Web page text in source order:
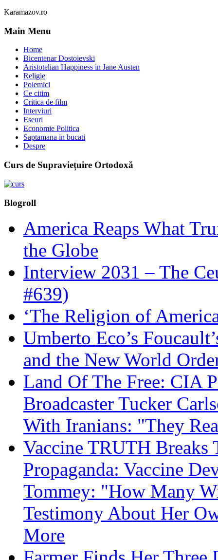
Karamazov.ro
Main Menu
Home
Bicentenar Dostoievski
Aristotelian Happiness in Jane Austen
Religie
Polemici
Ce citim
Critica de film
Interviuri
Eseuri
Economie Politica
Saptamana in bucati
Despre
Curs de Supraviețuire Ortodoxă
Blogroll
America Reaps What
the Globe
Interview 2031 – The
#639)
‘The Religion of
Umberto Eco’s
and the New World
Land Of The Free: CIA
Broadcaster Tucker
With Iranians: "They
Vaccine TRUTH
Propaganda: Vaccine
Tommey: "How Many
Testimony About Her
More